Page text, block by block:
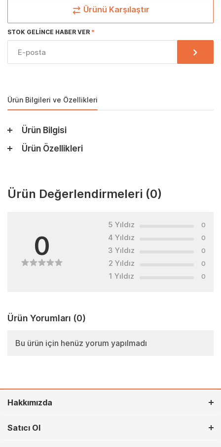
Ürünü Karşılaştır
STOK GELINCE HABER VER
Ürün Bilgileri ve Özellikleri
Ürün Bilgisi
Ürün Özellikleri
Ürün Değerlendirmeleri (0)
0
5 Yıldız 0
4 Yıldız 0
3 Yıldız 0
2 Yıldız 0
1 Yıldız 0
Ürün Yorumları (0)
Bu ürün için henüz yorum yapılmadı
Hakkımızda
Satıcı Ol